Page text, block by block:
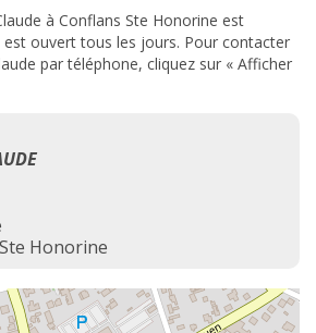
à Conflans Ste Honorine est
ouvert tous les jours. Pour contacter
par téléphone, cliquez sur « Afficher
Honorine